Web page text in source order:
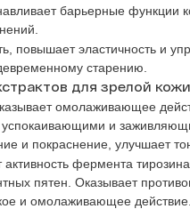
барьерные функции
повышает эластичность и
старению.
для зрелой
омолаживающее
успокаивающими и
и покраснение, улучшает
активность фермента
пятен. Оказывает
и омолаживающее